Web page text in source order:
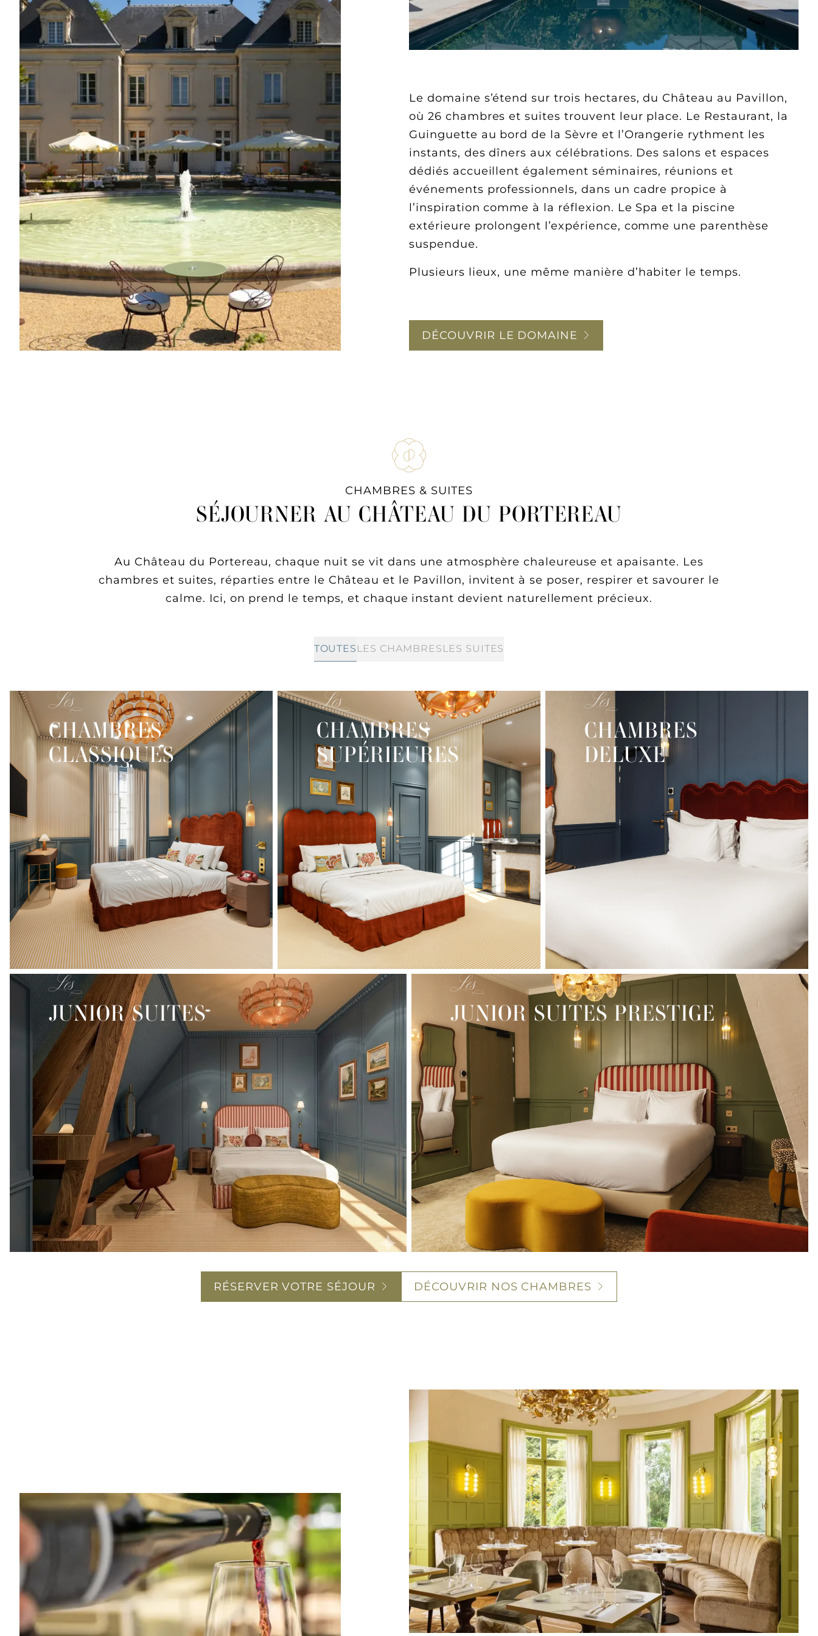
Le domaine s’étend sur trois hectares, du Château au Pavillon,
où 26 chambres et suites trouvent leur place. Le Restaurant, la
Guinguette au bord de la Sèvre et l’Orangerie rythment les
instants, des dîners aux célébrations. Des salons et espaces
dédiés accueillent également séminaires, réunions et
événements professionnels, dans un cadre propice à
l’inspiration comme à la réflexion. Le Spa et la piscine
extérieure prolongent l’expérience, comme une parenthèse
suspendue.
Plusieurs lieux, une même manière d’habiter le temps.
DÉCOUVRIR LE DOMAINE
CHAMBRES & SUITES
SÉJOURNER AU CHÂTEAU DU PORTEREAU
Au Château du Portereau, chaque nuit se vit dans une atmosphère chaleureuse et apaisante. Les
chambres et suites, réparties entre le Château et le Pavillon, invitent à se poser, respirer et savourer le
calme. Ici, on prend le temps, et chaque instant devient naturellement précieux.
TOUTES LES CHAMBRES LES SUITES
Les
CHAMBRES
CLASSIQUES
Les
CHAMBRES
SUPÉRIEURES
Les
CHAMBRES
DELUXE
-
Les
JUNIOR SUITES
-
Les
JUNIOR SUITES PRESTIGE
-
RÉSERVER VOTRE SÉJOUR DÉCOUVRIR NOS CHAMBRES